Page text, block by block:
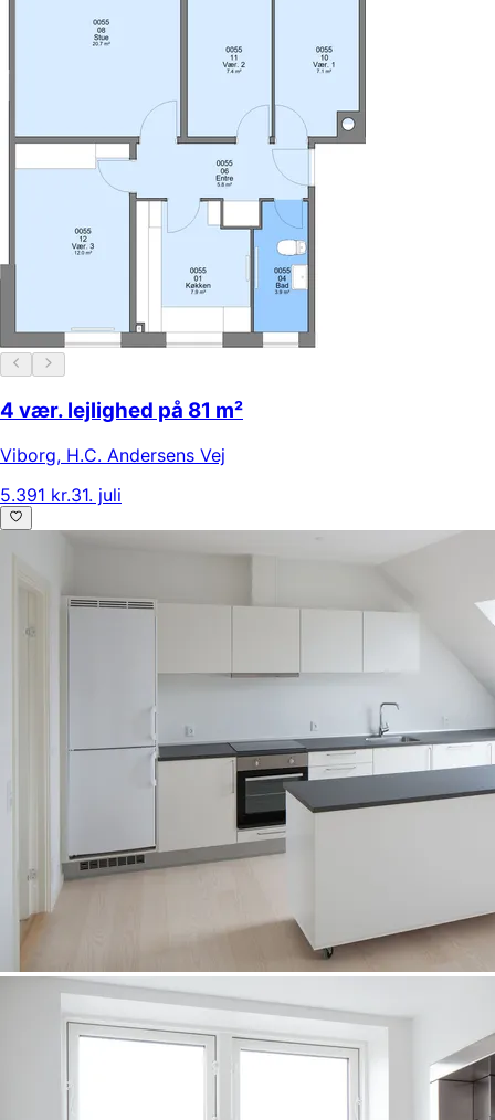
4 vær. lejlighed på 81 m²
Viborg, H.C. Andersens Vej
5.391 kr.31. juli